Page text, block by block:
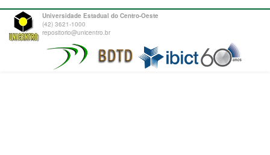
Universidade Estadual do Centro-Oeste
(42) 3621-1000
repositorio@unicentro.br